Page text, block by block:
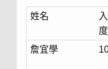
姓名
度
詹宜學